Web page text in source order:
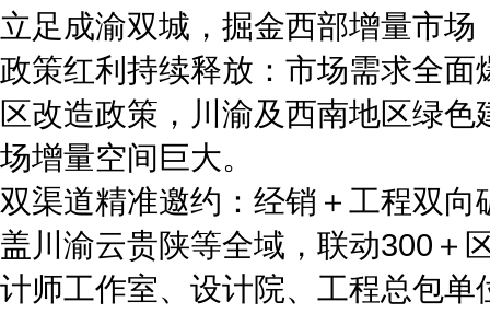
立足成渝双城，掘金西部增量市场
政策红利持续释放：市场需求全
区改造政策，川渝及西南地区绿
场增量空间巨大。
双渠道精准邀约：经销＋工程双
盖川渝云贵陕等全域，联动300＋
计师工作室、设计院、工程总包